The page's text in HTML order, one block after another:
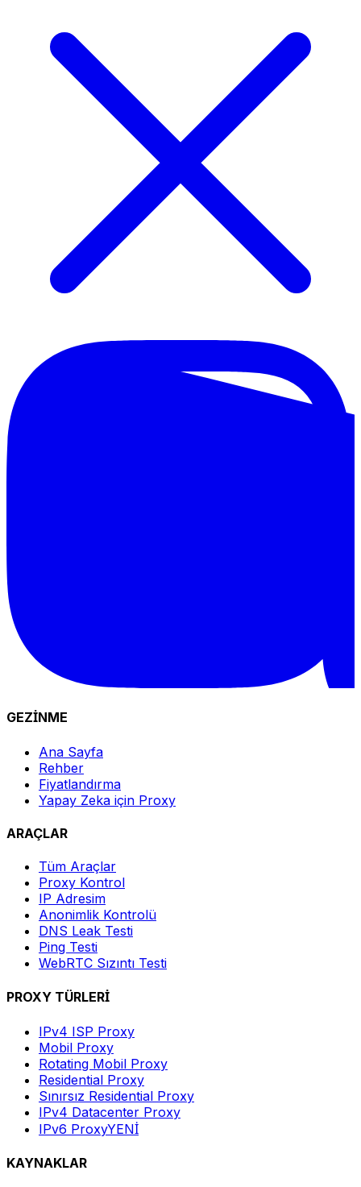
GEZİNME
Ana Sayfa
Rehber
Fiyatlandırma
Yapay Zeka için Proxy
ARAÇLAR
Tüm Araçlar
Proxy Kontrol
IP Adresim
Anonimlik Kontrolü
DNS Leak Testi
Ping Testi
WebRTC Sızıntı Testi
PROXY TÜRLERİ
IPv4 ISP Proxy
Mobil Proxy
Rotating Mobil Proxy
Residential Proxy
Sınırsız Residential Proxy
IPv4 Datacenter Proxy
IPv6 ProxyYENİ
KAYNAKLAR